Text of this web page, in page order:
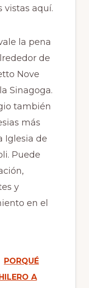
vistas aquí.
la pena
de
Nove
Sinagoga.
también
más
Iglesia de
Puede
y
en el
PORQUÉ
A